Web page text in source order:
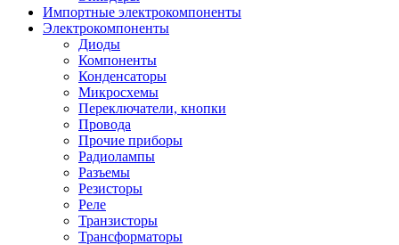
Импортные электрокомпоненты
Электрокомпоненты
Диоды
Компоненты
Конденсаторы
Микросхемы
Переключатели, кнопки
Провода
Прочие приборы
Радиолампы
Разъемы
Резисторы
Реле
Транзисторы
Трансформаторы